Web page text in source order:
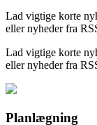
Lad vigtige korte
eller nyheder fra
Lad vigtige korte
eller nyheder fra
Planlægning